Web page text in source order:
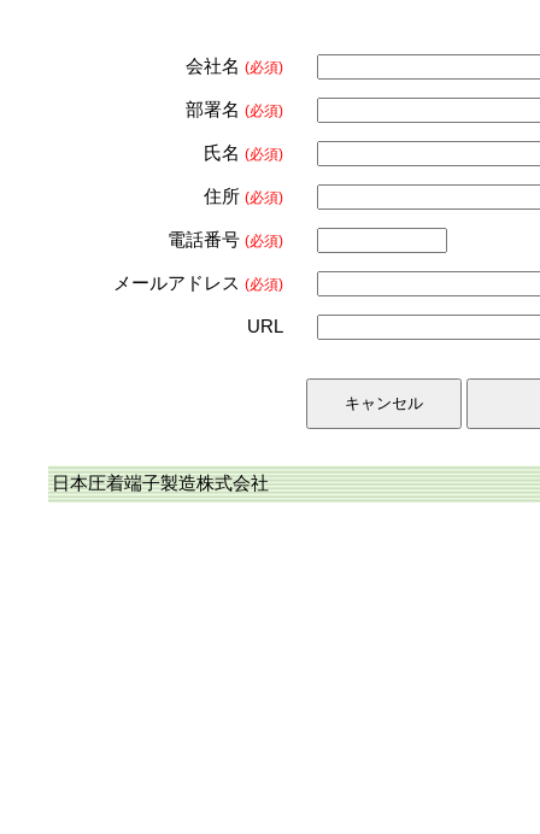
会社名 (必須)
部署名 (必須)
氏名 (必須)
住所 (必須)
電話番号 (必須)
メールアドレス (必須)
URL
日本圧着端子製造株式会社